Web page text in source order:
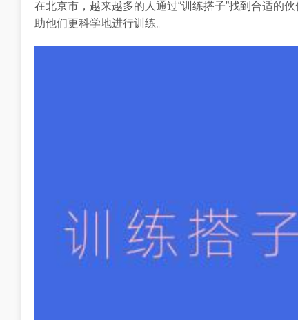
在北京市，越来越多的人通过“训练搭子”找到合适的
助他们更科学地进行训练。